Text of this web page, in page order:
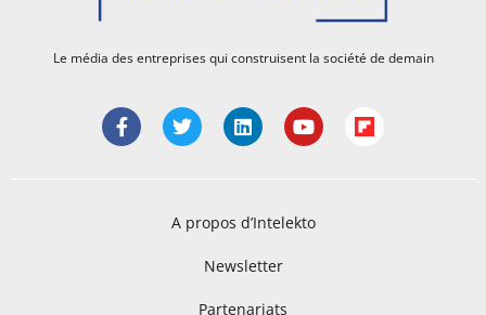
Le média des entreprises qui construisent la société de demain
A propos d’Intelekto
Newsletter
Partenariats